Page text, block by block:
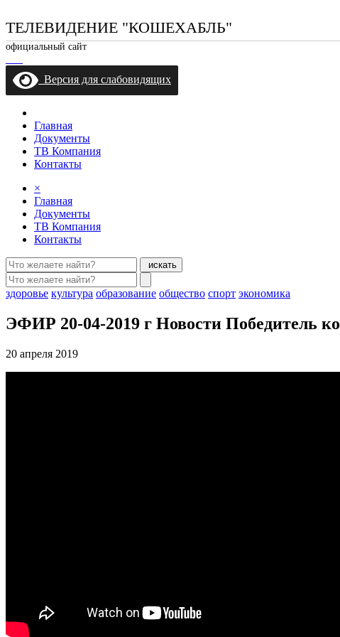
ТЕЛЕВИДЕНИЕ "КОШЕХАБЛЬ"
официальный сайт
Версия для слабовидящих
Главная
Документы
ТВ Компания
Контакты
×
Главная
Документы
ТВ Компания
Контакты
искать
здоровье культура образование общество спорт экономика
ЭФИР 20-04-2019 г Новости Победитель
20 апреля 2019